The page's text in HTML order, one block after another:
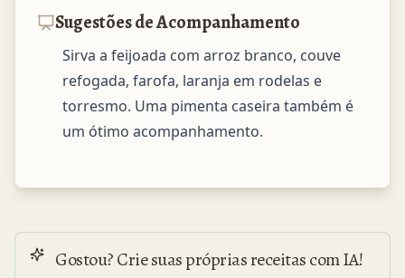
Sugestões de Acompanhamento
Sirva a feijoada com arroz branco, couve
refogada, farofa, laranja em rodelas e
torresmo. Uma pimenta caseira também é
um ótimo acompanhamento.
Gostou? Crie suas próprias receitas com IA!